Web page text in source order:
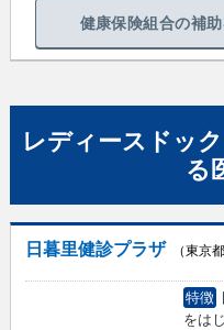
健康保険組合の補
レディースドッ
る
日暮里健診プラザ
（東京
特徴
をは